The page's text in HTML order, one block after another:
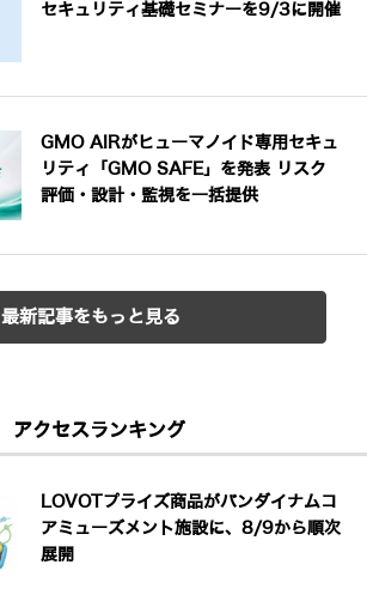
セキュリティ基礎セミナーを9/3に開催
GMO AIRがヒューマノイド専用セキュ
リティ「GMO SAFE」を発表 リスク
評価・設計・監視を一括提供
最新記事をもっと見る
アクセスランキング
LOVOTプライズ商品がバンダイナムコ
アミューズメント施設に、8/9から順次
展開